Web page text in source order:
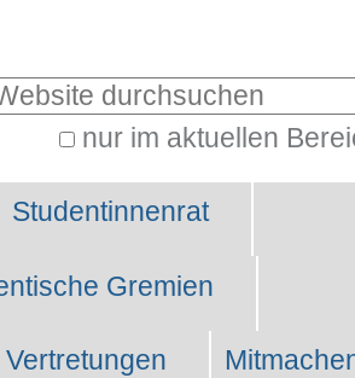
nur im aktuellen
Studentinnenrat
Gremien